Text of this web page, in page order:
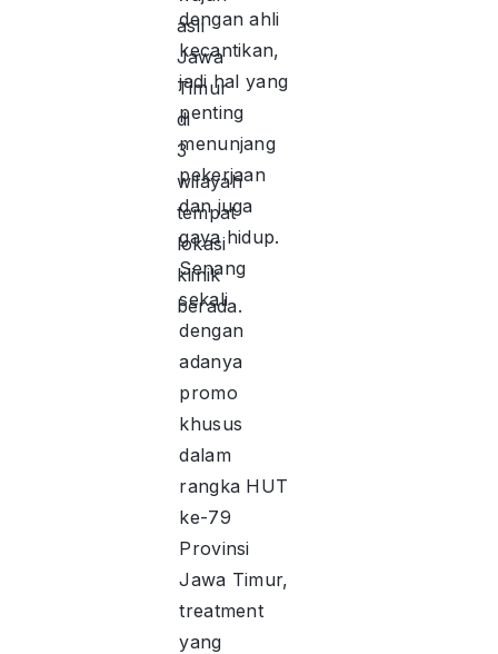
asli
Jawa
Timur
di
3
wilayah
tempat
lokasi
klinik
berada.
dengan ahli
kecantikan,
jadi hal yang
penting
menunjang
pekerjaan
dan juga
gaya hidup.
Senang
sekali
dengan
adanya
promo
khusus
dalam
rangka HUT
ke-79
Provinsi
Jawa Timur,
treatment
yang